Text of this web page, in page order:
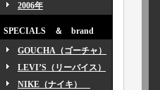
2006年
SPECIALS ＆ brand
GOUCHA（ゴーチャ）
LEVI’S（リーバイス）
NIKE（ナイキ）